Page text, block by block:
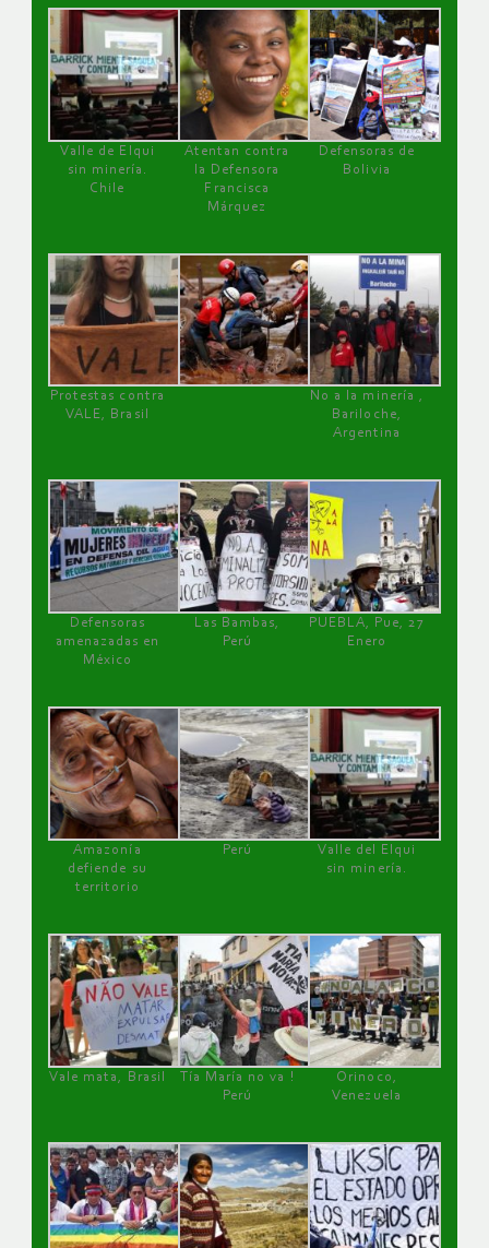
Valle de Elqui
sin minería.
Chile
Atentan contra
la Defensora
Francisca
Márquez
Defensoras de
Bolivia
Protestas contra
VALE, Brasil
No a la minería ,
Bariloche,
Argentina
Defensoras
amenazadas en
México
Las Bambas,
Perú
PUEBLA, Pue, 27
Enero
Amazonía
defiende su
territorio
Perú
Valle del Elqui
sin minería.
Vale mata, Brasil
Tía María no va !
Perú
Orinoco,
Venezuela